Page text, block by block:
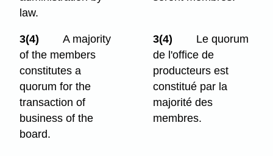
law.
3(4)
A majority
of the members
constitutes a
quorum for the
transaction of
business of the
board.
3(4)
Le quorum
de l'office de
producteurs est
constitué par la
majorité des
membres.